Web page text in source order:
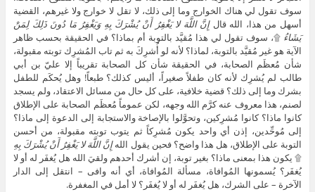
سوف تقول لي هناك الخوارج وما إلى ذلك، لا تقل لا خوارج ولا غيرهم، القضية
أسهل من هذا، الله قالإِنَّ اللَّهَ لا يَغْفِرُ أَنْ يُشْرَكَ بِهِ وَيَغْفِرُ مَا دُونَ ذَلِكَ لِمَنْ
يَشَاءُ ۩، سوف تقول لي هذا مُقيَّد بالتوبة أم بماذا؟ في الحقيقة بحسب ظاهر
الآية هو غير مُقيَّد بالتوبة، لماذا؟ لأنه لو أُشرِكَ به ثم تاب المُشرِك توبته مقبولة،
شأن مُعظَم الصحابة، في الحقيقة شأن كل الصحابة تقريباً إلا عليّ بن أبي
طالب لم يُشرِك لأنه كان طفلاً صغيراً، أليس كذلك؟ طبعاً! وهل يُحكَم للطفل
بشرك وما إلى ذلك؟ قضية خلافية، على كل حال من مسائل الاعتقاد، ولم يسجد
لصنم، هذا معروف عنه كرَّم الله وجهه، لكن عموماً مُعظَم الصحابة على الإطلاق
كانوا ماذا؟ كانوا مُشرِكين، وتحوَّلوا بالإصاخة والاستجابة إلى الدعوة إلى ماذا؟
إلى مُوحِّدين، إذن أي واحد يكون مُشرِكاً ثم يتوب توبته مقبولة، من أحسن
التوبة على الإطلاق، هل هذا واضح؟ فحين يقول اللهإِنَّ اللَّهَ لا يَغْفِرُ أَنْ يُشْرَكَ بِهِ
۩ يكون هذا بمعنى ماذا؟ بغير توبة، إن أشرك أحدهم ولقيَ الله هل يُغفَر له أو لا
يُغفَر؟ يُسمونها المُوافاة، مسألة المُوافاة، أي أنه وافى – انتقل إلى الدار
الآخرة – على الشرك، هل يُغفَر له أو لا يُغفَر؟ لا أمل في المغفرة.